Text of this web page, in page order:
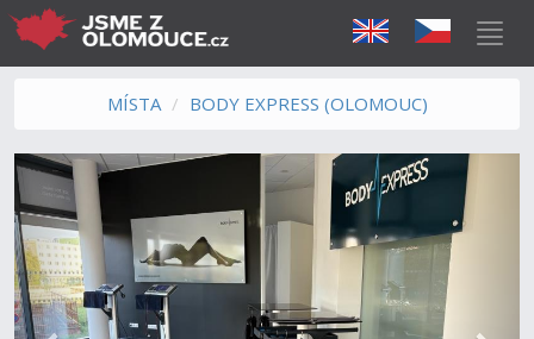
MÍSTA BODY EXPRESS (OLOMOUC)
Předchozí